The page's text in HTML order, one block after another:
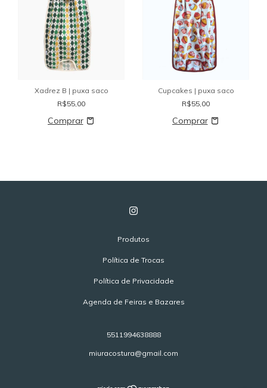
Xadrez B | puxa saco
R$55,00
Cupcakes | puxa saco
R$55,00
Produtos
Política de Trocas
Política de Privacidade
Agenda de Feiras e Bazares
5511994638888
miuracostura@gmail.com